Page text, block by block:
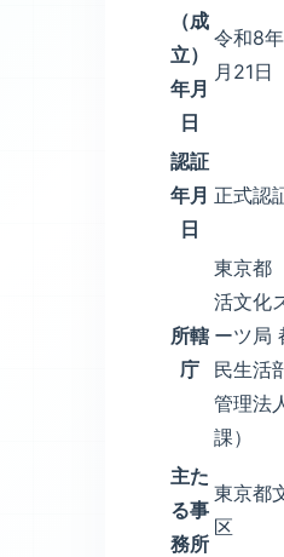
（成
立）
年月
日
令和8
月21日
認証
年月
日
正式認
所轄
庁
東京都
活文化
ーツ局
民生活
管理法
課）
主た
る事
務所
東京都
区